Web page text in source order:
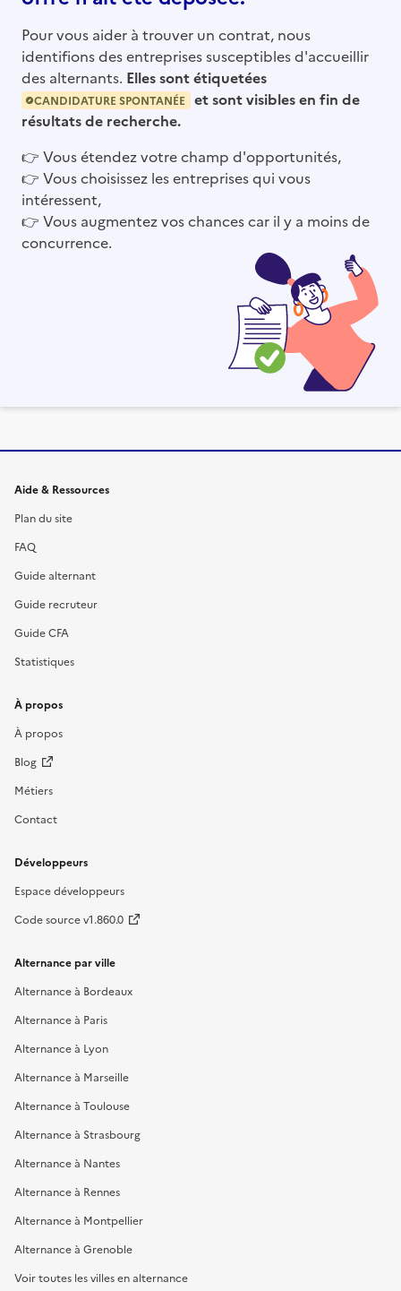
Pour vous aider à trouver un contrat, nous
identifions des entreprises susceptibles d'accueillir
des alternants. Elles sont étiquetées
CANDIDATURE SPONTANÉE
et sont visibles en fin de
résultats de recherche.
👉 Vous étendez votre champ d'opportunités,
👉 Vous choisissez les entreprises qui vous
intéressent,
👉 Vous augmentez vos chances car il y a moins de
concurrence.
Informations et liens du site
Aide & Ressources
Plan du site
FAQ
Guide alternant
Guide recruteur
Guide CFA
Statistiques
À propos
À propos
Blog
Métiers
Contact
Développeurs
Espace développeurs
Code source v1.860.0
Alternance par ville
Alternance à Bordeaux
Alternance à Paris
Alternance à Lyon
Alternance à Marseille
Alternance à Toulouse
Alternance à Strasbourg
Alternance à Nantes
Alternance à Rennes
Alternance à Montpellier
Alternance à Grenoble
Voir toutes les villes en alternance